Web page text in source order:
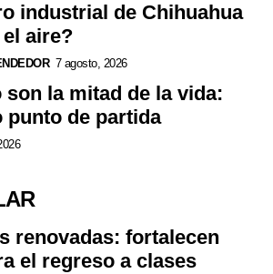
industrial de Chihuahua
aire?
7 agosto, 2026
son la mitad de la vida:
punto de partida
renovadas: fortalecen
el regreso a clases